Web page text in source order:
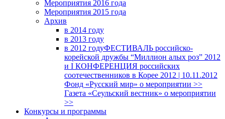
Мероприятия 2016 года
Мероприятия 2015 года
Архив
в 2014 году
в 2013 году
в 2012 годуФЕСТИВАЛЬ российско-
корейской дружбы “Миллион алых роз” 2012
и I КОНФЕРЕНЦИЯ российских
соотечественников в Корее 2012 | 10.11.2012
Фонд «Русский мир» о мероприятии >>
Газета «Сеульский вестник» о мероприятии
>>
Конкурсы и программы